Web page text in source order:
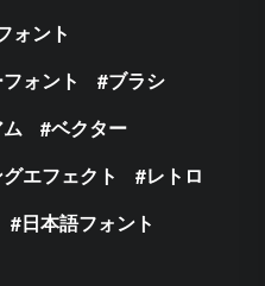
ォント
ォント
ブラシ
ベクター
エフェクト
レトロ
日本語フォント